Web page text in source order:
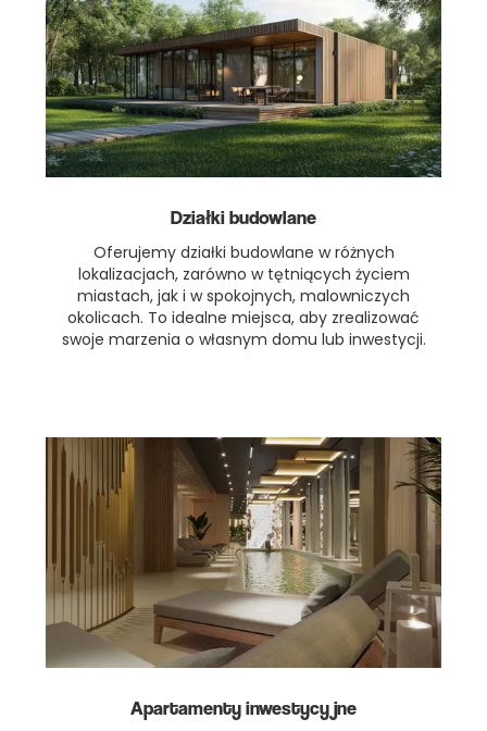
Działki budowlane
Oferujemy działki budowlane w różnych
lokalizacjach, zarówno w tętniących życiem
miastach, jak i w spokojnych, malowniczych
okolicach. To idealne miejsca, aby zrealizować
swoje marzenia o własnym domu lub inwestycji.
Apartamenty inwestycyjne